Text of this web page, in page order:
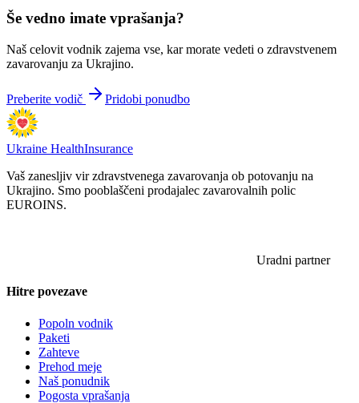
Še vedno imate vprašanja?
Naš celovit vodnik zajema vse, kar morate vedeti o zdravstvenem
zavarovanju za Ukrajino.
Preberite vodič Pridobi ponudbo
Ukraine HealthInsurance
Vaš zanesljiv vir zdravstvenega zavarovanja ob potovanju na
Ukrajino. Smo pooblaščeni prodajalec zavarovalnih polic
EUROINS.
Uradni partner
Hitre povezave
Popoln vodnik
Paketi
Zahteve
Prehod meje
Naš ponudnik
Pogosta vprašanja